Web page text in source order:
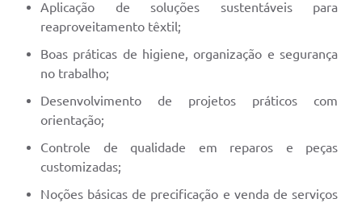
Aplicação de soluções sustentáveis para
reaproveitamento têxtil;
Boas práticas de higiene, organização e segurança
no trabalho;
Desenvolvimento de projetos práticos com
orientação;
Controle de qualidade em reparos e peças
customizadas;
Noções básicas de precificação e venda de serviços